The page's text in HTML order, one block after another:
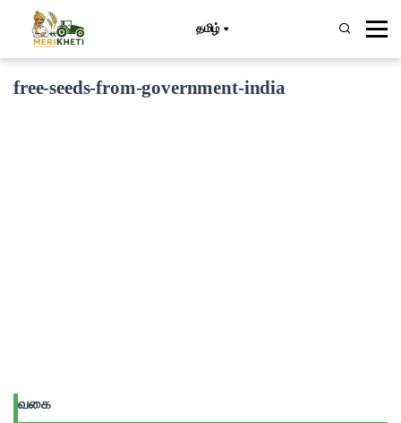
தமிழ்
free-seeds-from-government-india
வகை